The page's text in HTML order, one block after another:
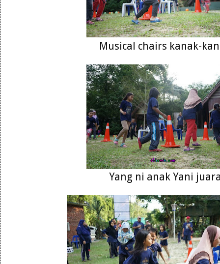
Musical chairs kanak-
Yang ni anak Yani